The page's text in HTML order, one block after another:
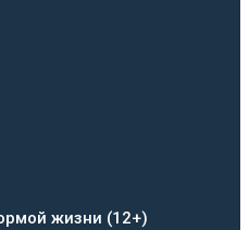
жизни (12+)